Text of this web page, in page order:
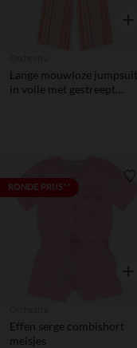
Lange mouwloze jumpsuit
in voile met gestreept
RONDE PRIJS**
Effen serge combishort
meisjes